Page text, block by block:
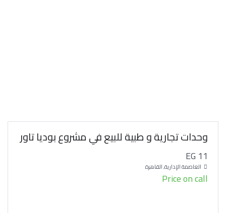
وحدات تجارية و طبية للبيع في مشروع بوديا تاور
EG 11
العاصمة الإدارية, القاهرة
Price on call